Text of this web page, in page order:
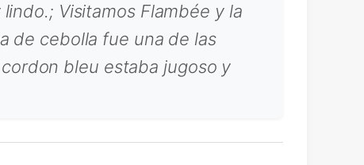
Visitamos Flambée y la
de cebolla fue una de las
bleu estaba jugoso y